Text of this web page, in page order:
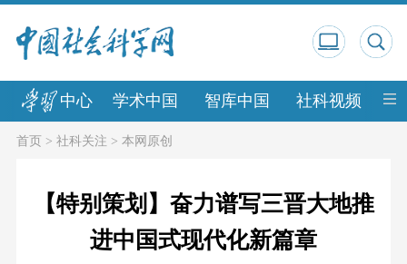
中心 学术中国 智库中国 社科视频 中
首页> 社科关注 > 本网原创
【特别策划】奋力谱写三晋大地推
进中国式现代化新篇章